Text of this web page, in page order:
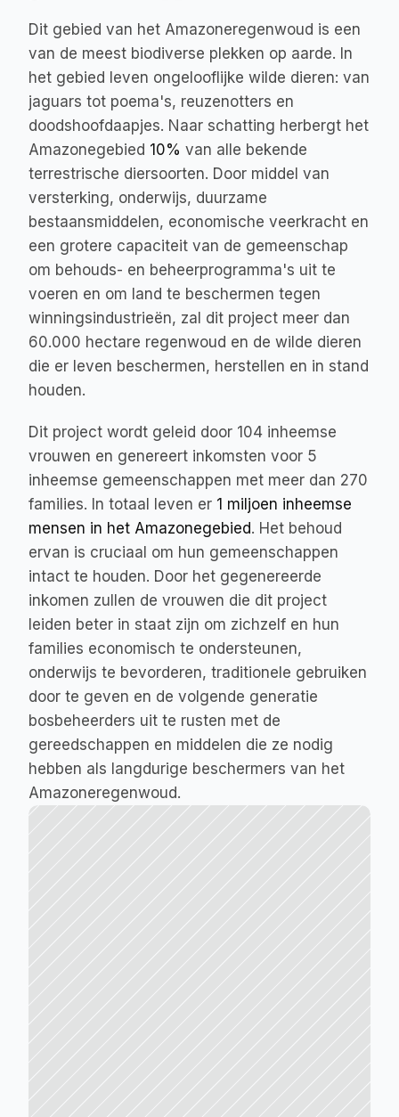
Dit gebied van het Amazoneregenwoud is een
van de meest biodiverse plekken op aarde. In
het gebied leven ongelooflijke wilde dieren: van
jaguars tot poema's, reuzenotters en
doodshoofdaapjes. Naar schatting herbergt het
Amazonegebied 10% van alle bekende
terrestrische diersoorten. Door middel van
versterking, onderwijs, duurzame
bestaansmiddelen, economische veerkracht en
een grotere capaciteit van de gemeenschap
om behouds- en beheerprogramma's uit te
voeren en om land te beschermen tegen
winningsindustrieën, zal dit project meer dan
60.000 hectare regenwoud en de wilde dieren
die er leven beschermen, herstellen en in stand
houden.
Dit project wordt geleid door 104 inheemse
vrouwen en genereert inkomsten voor 5
inheemse gemeenschappen met meer dan 270
families. In totaal leven er 1 miljoen inheemse
mensen in het Amazonegebied. Het behoud
ervan is cruciaal om hun gemeenschappen
intact te houden. Door het gegenereerde
inkomen zullen de vrouwen die dit project
leiden beter in staat zijn om zichzelf en hun
families economisch te ondersteunen,
onderwijs te bevorderen, traditionele gebruiken
door te geven en de volgende generatie
bosbeheerders uit te rusten met de
gereedschappen en middelen die ze nodig
hebben als langdurige beschermers van het
Amazoneregenwoud.